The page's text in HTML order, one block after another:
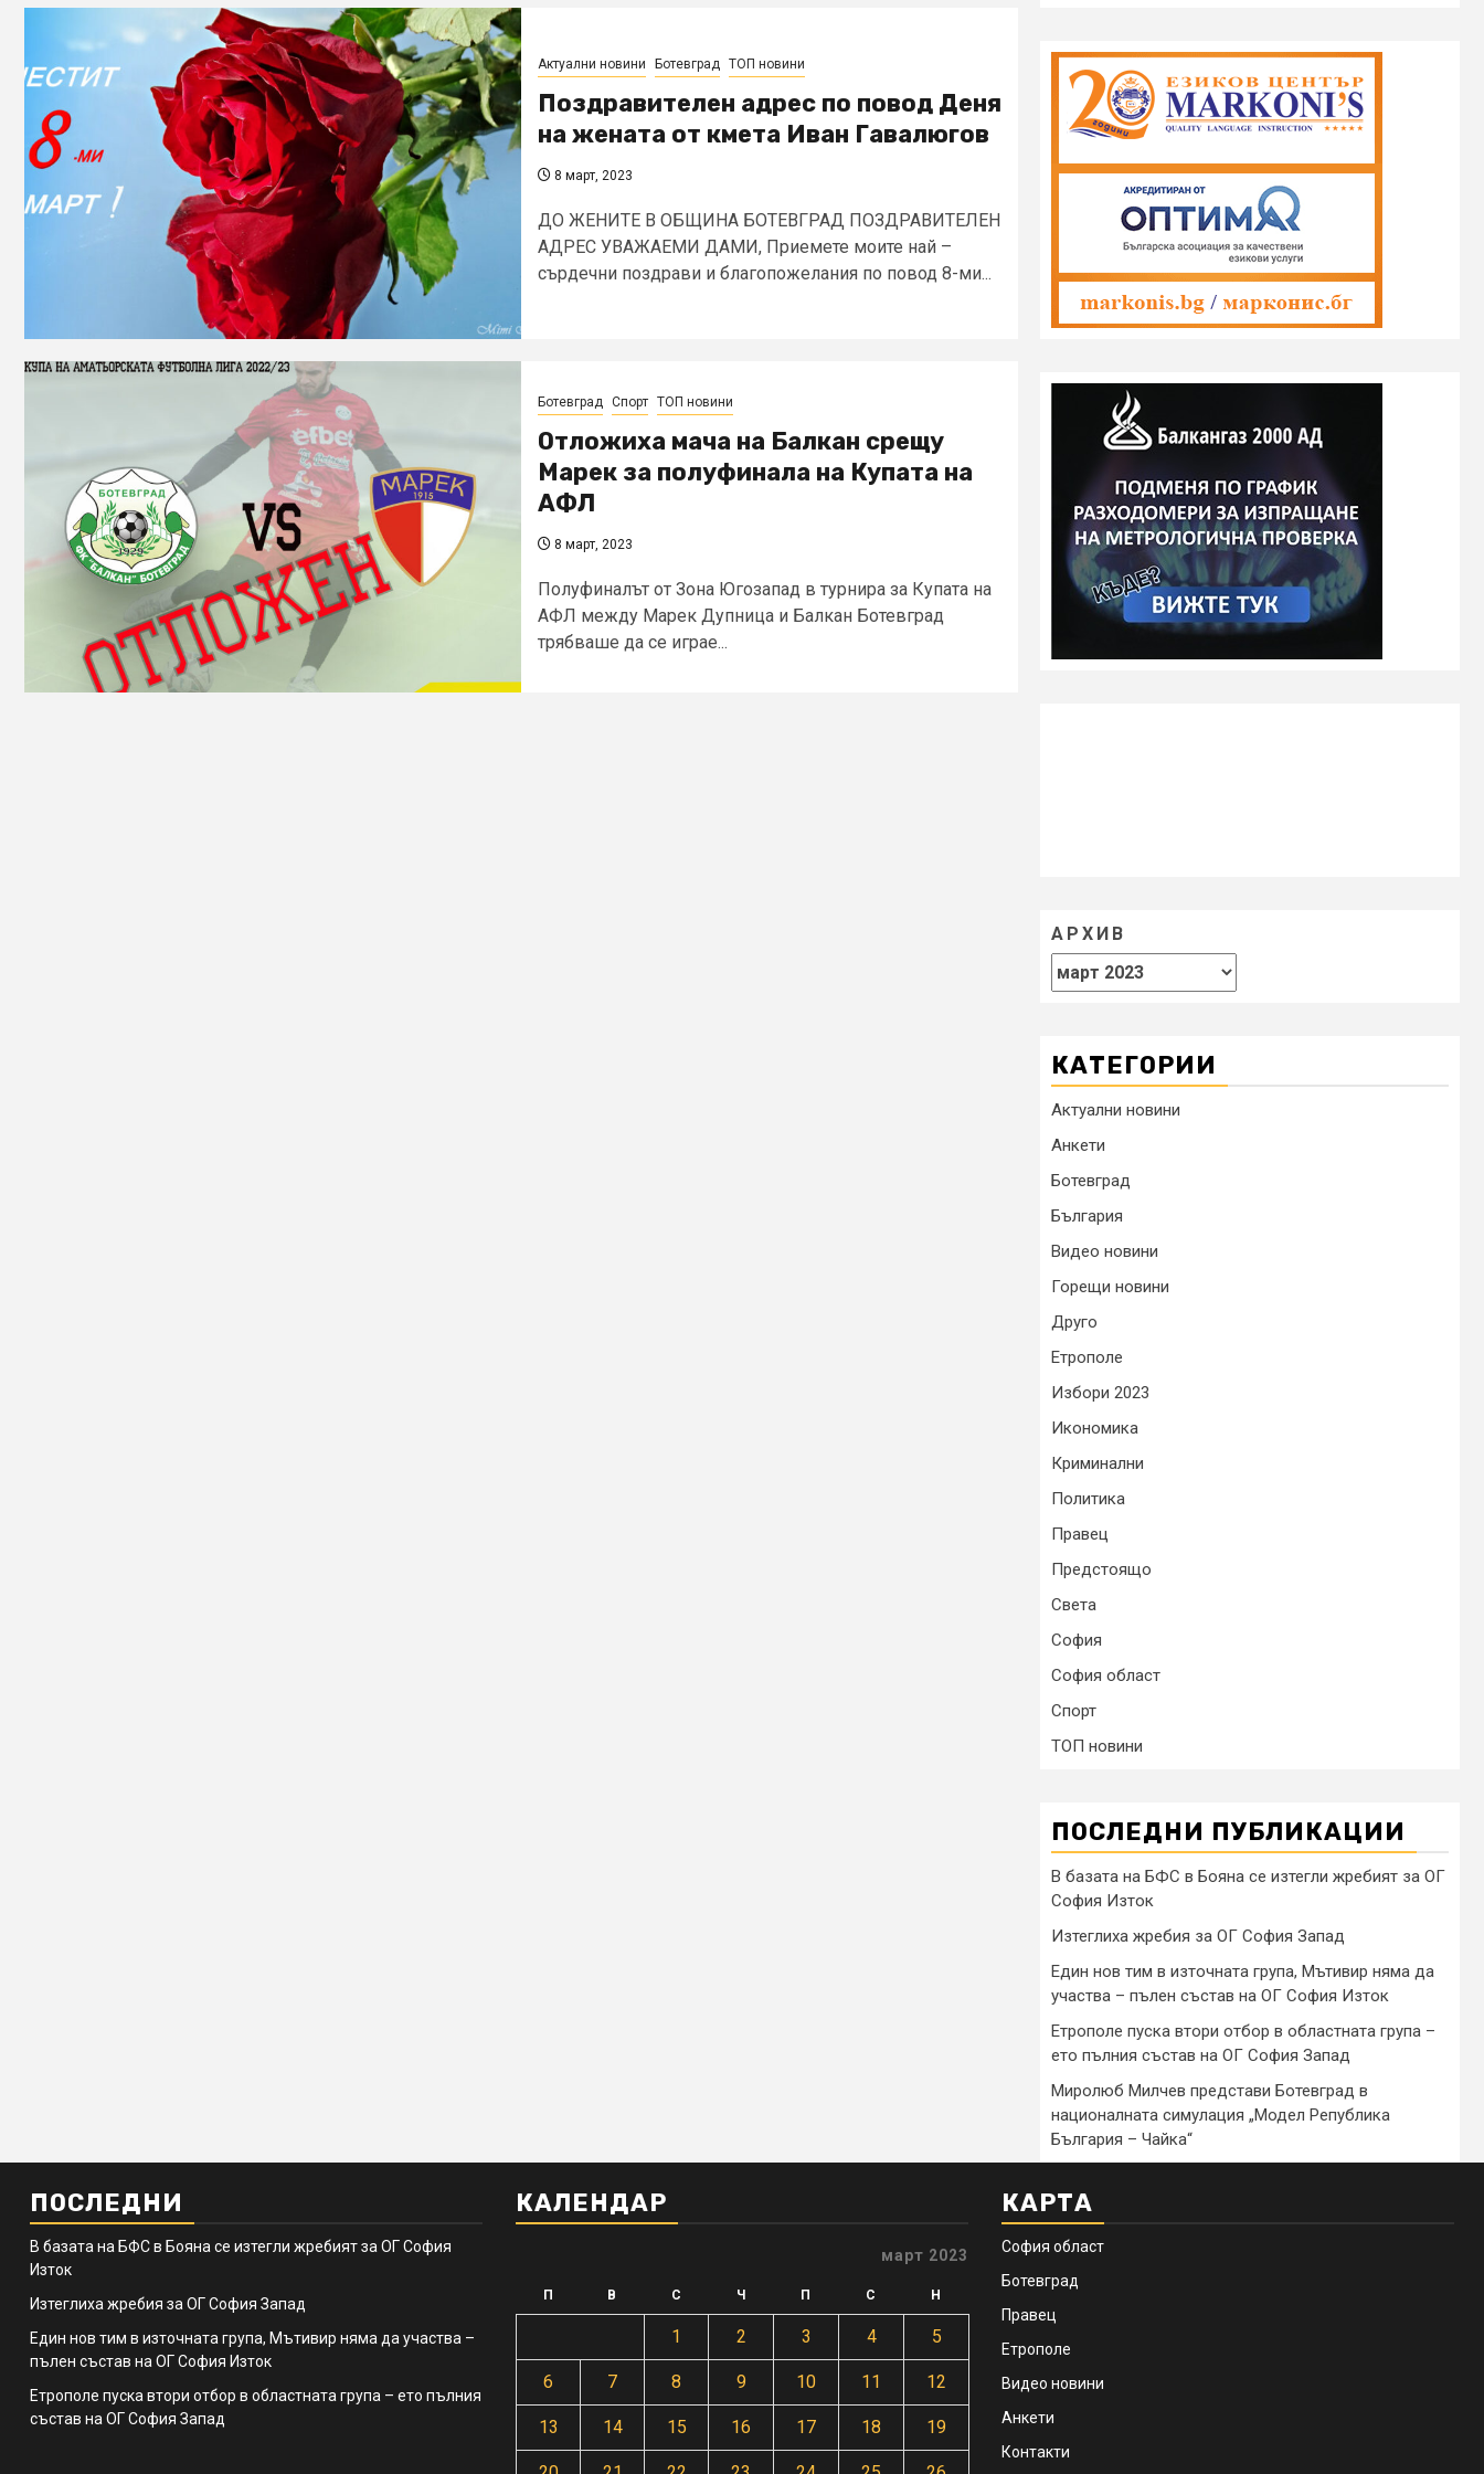
Актуални новини Ботевград ТОП новини
Поздравителен адрес по повод Деня
на жената от кмета Иван Гавалюгов
8 март, 2023
ДО ЖЕНИТЕ В ОБЩИНА БОТЕВГРАД ПОЗДРАВИТЕЛЕН
АДРЕС УВАЖАЕМИ ДАМИ, Приемете моите най –
сърдечни поздрави и благопожелания по повод 8-ми...
Ботевград Спорт ТОП новини
Отложиха мача на Балкан срещу
Марек за полуфинала на Купата на
АФЛ
8 март, 2023
Полуфиналът от Зона Югозапад в турнира за Купата на
АФЛ между Марек Дупница и Балкан Ботевград
трябваше да се играе...
АРХИВ
КАТЕГОРИИ
Актуални новини
Анкети
Ботевград
България
Видео новини
Горещи новини
Друго
Етрополе
Избори 2023
Икономика
Криминални
Политика
Правец
Предстоящо
Света
София
София област
Спорт
ТОП новини
ПОСЛЕДНИ ПУБЛИКАЦИИ
В базата на БФС в Бояна се изтегли жребият за ОГ
София Изток
Изтеглиха жребия за ОГ София Запад
Един нов тим в източната група, Мътивир няма да
участва – пълен състав на ОГ София Изток
Етрополе пуска втори отбор в областната група –
ето пълния състав на ОГ София Запад
Миролюб Милчев представи Ботевград в
националната симулация „Модел Република
България – Чайка“
ПОСЛЕДНИ
В базата на БФС в Бояна се изтегли жребият за ОГ София
Изток
Изтеглиха жребия за ОГ София Запад
Един нов тим в източната група, Мътивир няма да участва –
пълен състав на ОГ София Изток
Етрополе пуска втори отбор в областната група – ето пълния
състав на ОГ София Запад
КАЛЕНДАР
март 2023
П В С Ч П С Н
1 2 3 4 5
6 7 8 9 10 11 12
13 14 15 16 17 18 19
КАРТА
София област
Ботевград
Правец
Етрополе
Видео новини
Анкети
Контакти